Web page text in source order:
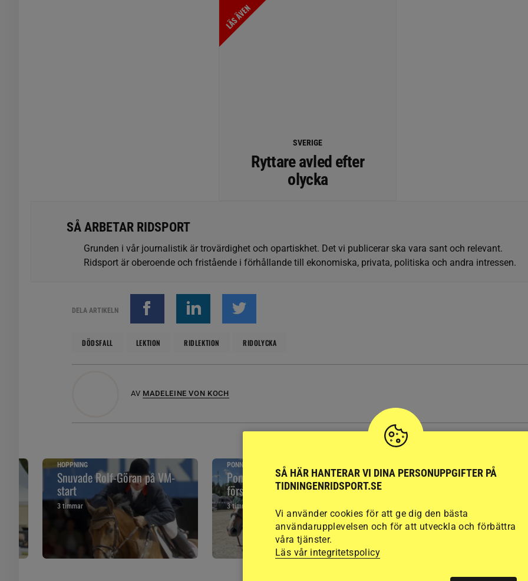
LÄS ÄVEN
SVERIGE
Ryttare avled efter
olycka
SÅ ARBETAR RIDSPORT
Grunden i vår journalistik är trovärdighet och opartiskhet. Det vi publicerar ska vara sant och relevant.
Ridsport är oberoende och fristående i förhållande till ekonomiska, privata, politiska och andra intressen.
DELA ARTIKELN
DÖDSFALL LEKTION RIDLEKTION RIDOLYCKA
AV MADELEINE VON KOCH
HOPPNING
Snuvade Rolf-Göran på VM-
start
3 timmar
PONNYPAPPAN
Ponnypappan: Kärlek från
första gnägget
3 timmar
Alf låg fast i djup grop – åtta
7 timmar
SÅ HÄR HANTERAR VI DINA PERSONUPPGIFTER PÅ
TIDNINGENRIDSPORT.SE
Vi använder cookies för att ge dig den bästa
användarupplevelsen och för att utveckla och förbättra
våra tjänster.
Läs vår integritetspolicy